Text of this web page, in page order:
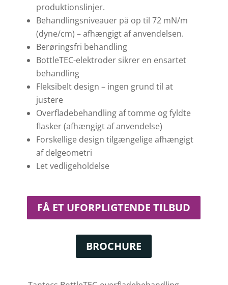
produktionslinjer.
Behandlingsniveauer på op til 72 mN/m
(dyne/cm) – afhængigt af anvendelsen.
Berøringsfri behandling
BottleTEC-elektroder sikrer en ensartet
behandling
Fleksibelt design – ingen grund til at
justere
Overfladebehandling af tomme og fyldte
flasker (afhængigt af anvendelse)
Forskellige design tilgængelige afhængigt
af delgeometri
Let vedligeholdelse
FÅ ET UFORPLIGTENDE TILBUD
BROCHURE